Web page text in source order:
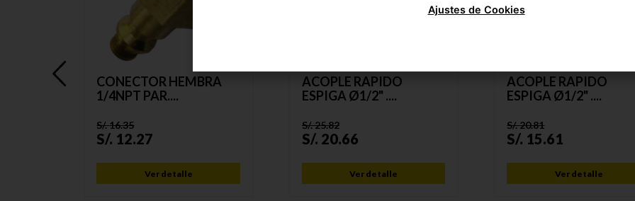
CONECTOR HEMBRA
1/4NPT PAR....
S/.16.35
S/. 12.27
Ver detalle
ACOPLE RAPIDO
ESPIGA Ø1/2" ....
S/.25.82
S/. 20.66
Ver detalle
ACOPLE RAPIDO
ESPIGA Ø1/2" ....
S/.20.81
S/. 15.61
Ver detalle
Ajustes de Cookies